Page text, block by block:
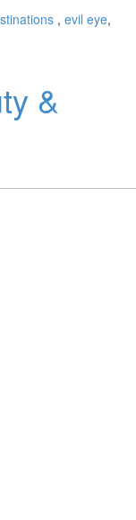
, evil eye,
&